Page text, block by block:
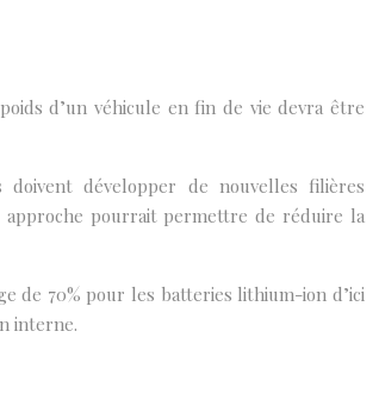
d’un véhicule en fin de vie devra être
développer de nouvelles filières
approche pourrait permettre de réduire la
de 70% pour les batteries lithium-ion d’ici
interne.